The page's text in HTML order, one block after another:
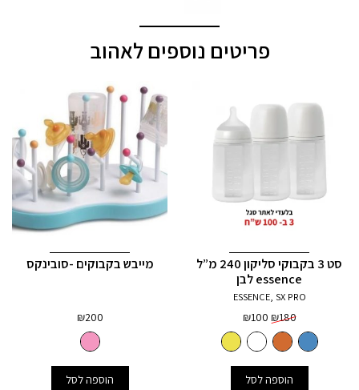
פריטים נוספים לאהוב
סט 3 בקבוקי סליקון 240 מ”ל
essence לבן
ESSENCE, SX PRO
₪180
המחיר
המקורי
היה:
₪180.
₪100
הנוכחי
הוא:
₪100.
הוספה לסל
מייבש בקבוקים -סובינקס
₪200
הוספה לסל